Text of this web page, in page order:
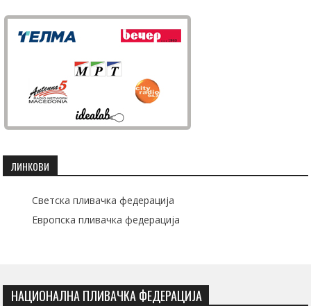
ЛИНКОВИ
Светска пливачка федерација
Европска пливачка федерација
НАЦИОНАЛНА ПЛИВАЧКА ФЕДЕРАЦИЈА